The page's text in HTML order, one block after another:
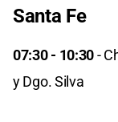
Santa Fe
07:30 - 10:30-
y Dgo. Silva